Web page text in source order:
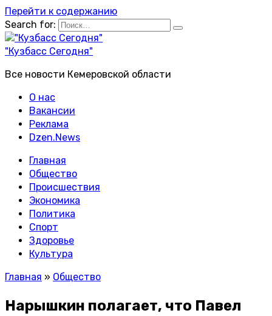
Перейти к содержанию
Search for:
"Кузбасс Сегодня"
Все новости Кемеровской области
О нас
Вакансии
Реклама
Dzen.News
Главная
Общество
Происшествия
Экономика
Политика
Спорт
Здоровье
Культура
Главная » Общество
Нарышкин полагает, что Павел